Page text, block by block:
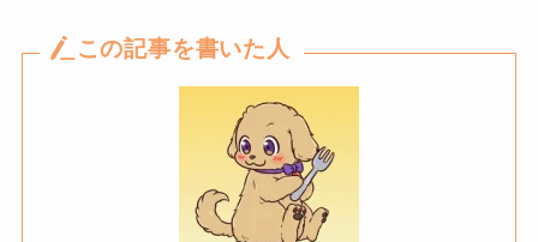
この記事を書いた人